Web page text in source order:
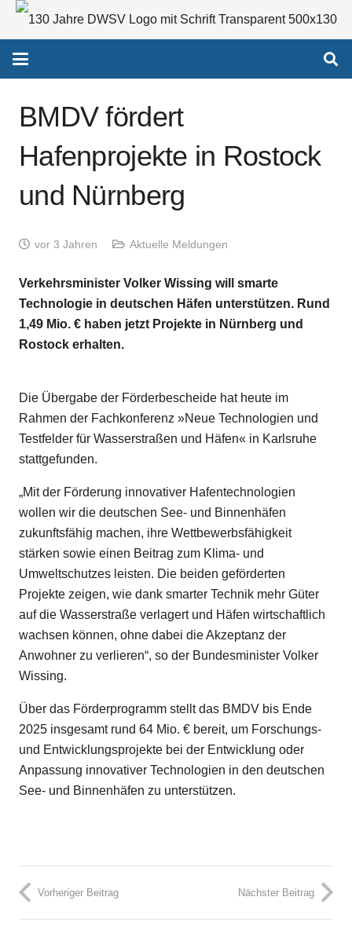
BMDV fördert
Hafenprojekte in Rostock
und Nürnberg
vor 3 Jahren Aktuelle Meldungen
Verkehrsminister Volker Wissing will smarte
Technologie in deutschen Häfen unterstützen. Rund
1,49 Mio. € haben jetzt Projekte in Nürnberg und
Rostock erhalten.
Die Übergabe der Förderbescheide hat heute im
Rahmen der Fachkonferenz »Neue Technologien und
Testfelder für Wasserstraßen und Häfen« in Karlsruhe
stattgefunden.
„Mit der Förderung innovativer Hafentechnologien
wollen wir die deutschen See- und Binnenhäfen
zukunftsfähig machen, ihre Wettbewerbsfähigkeit
stärken sowie einen Beitrag zum Klima- und
Umweltschutzes leisten. Die beiden geförderten
Projekte zeigen, wie dank smarter Technik mehr Güter
auf die Wasserstraße verlagert und Häfen wirtschaftlich
wachsen können, ohne dabei die Akzeptanz der
Anwohner zu verlieren“, so der Bundesminister Volker
Wissing.
Über das Förderprogramm stellt das BMDV bis Ende
2025 insgesamt rund 64 Mio. € bereit, um Forschungs-
und Entwicklungsprojekte bei der Entwicklung oder
Anpassung innovativer Technologien in den deutschen
See- und Binnenhäfen zu unterstützen.
Vorheriger Beitrag Nächster Beitrag